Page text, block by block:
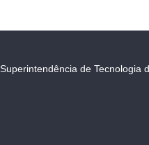
Superintendência de Tecnologia